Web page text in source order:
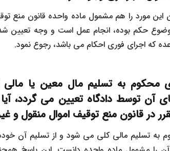
مورد را هم مشمول ماده واحده قانون منع
حکم بوده، انجام عمل است و وجه تعیین
که اجرای فوری احکام می‌ باشد، رجوع نمود.
محکوم به تسلیم مال معین یا
آن توسط دادگاه تعیین می گردد،
در قانون منع توقیف اموال منقول و
به تسلیم مالی کلی می‌ شود و از تسلیم آن